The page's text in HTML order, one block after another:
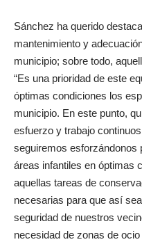
Sánchez ha querido
mantenimiento y
municipio; sobre todo,
“Es una prioridad de este
óptimas condiciones los
municipio. En este punto,
esfuerzo y trabajo
seguiremos esforzándonos
áreas infantiles en óptimas
aquellas tareas de
necesarias para que así
seguridad de nuestros
necesidad de zonas de